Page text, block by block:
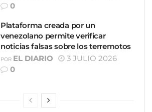
0
Plataforma creada por un
venezolano permite verificar
noticias falsas sobre los terremotos
POR EL DIARIO
3 JULIO 2026
0